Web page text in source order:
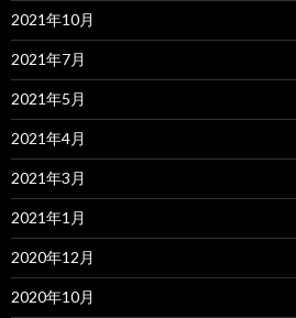
2021年10月
2021年7月
2021年5月
2021年4月
2021年3月
2021年1月
2020年12月
2020年10月